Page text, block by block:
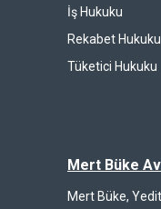
İş Hukuku
Rekabet Hukuku
Tüketici Hukuku
Mert Büke
Mert Büke,